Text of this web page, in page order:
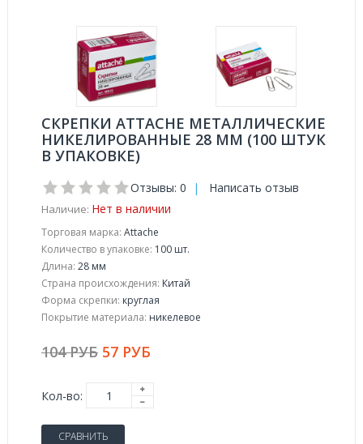
СКРЕПКИ ATTACHE МЕТАЛЛИЧЕСКИЕ
НИКЕЛИРОВАННЫЕ 28 ММ (100 ШТУК
В УПАКОВКЕ)
Отзывы: 0 | Написать отзыв
Наличие: Нет в наличии
Торговая марка: Attache
Количество в упаковке: 100 шт.
Длина: 28 мм
Страна происхождения: Китай
Форма скрепки: круглая
Покрытие материала: никелевое
104 РУБ 57 РУБ
Кол-во:
СРАВНИТЬ